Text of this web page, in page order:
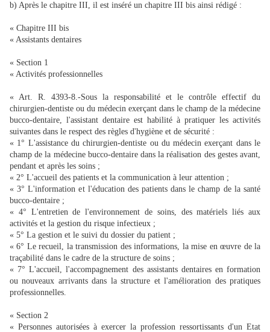
b) Après le chapitre III, il est inséré un chapitre III bis ainsi rédigé :
« Chapitre III bis
« Assistants dentaires
« Section 1
« Activités professionnelles
« Art. R. 4393-8.-Sous la responsabilité et le contrôle effectif du
chirurgien-dentiste ou du médecin exerçant dans le champ de la médecine
bucco-dentaire, l'assistant dentaire est habilité à pratiquer les activités
suivantes dans le respect des règles d'hygiène et de sécurité :
« 1° L'assistance du chirurgien-dentiste ou du médecin exerçant dans le
champ de la médecine bucco-dentaire dans la réalisation des gestes avant,
pendant et après les soins ;
« 2° L'accueil des patients et la communication à leur attention ;
« 3° L'information et l'éducation des patients dans le champ de la santé
bucco-dentaire ;
« 4° L'entretien de l'environnement de soins, des matériels liés aux
activités et la gestion du risque infectieux ;
« 5° La gestion et le suivi du dossier du patient ;
« 6° Le recueil, la transmission des informations, la mise en œuvre de la
traçabilité dans le cadre de la structure de soins ;
« 7° L'accueil, l'accompagnement des assistants dentaires en formation
ou nouveaux arrivants dans la structure et l'amélioration des pratiques
professionnelles.
« Section 2
« Personnes autorisées à exercer la profession ressortissants d'un Etat